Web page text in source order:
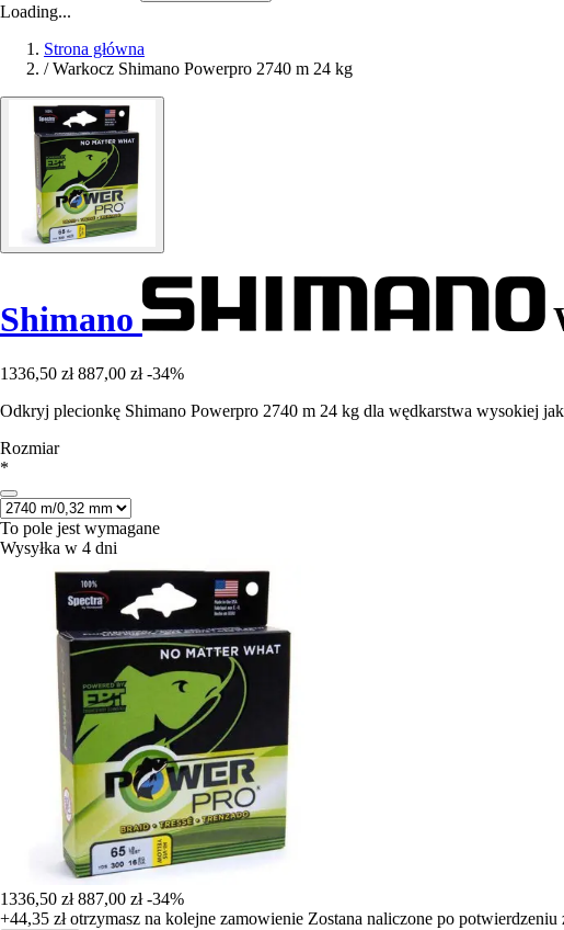
Loading...
Strona główna
/ Warkocz Shimano Powerpro 2740 m 24 kg
Shimano
1336,50 zł 887,00 zł -34%
Odkryj plecionkę Shimano Powerpro 2740 m 24 kg dla wędkarstwa wysokiej
Rozmiar
*
To pole jest wymagane
Wysyłka w 4 dni
1336,50 zł 887,00 zł -34%
+44,35 złotrzymasz na kolejne zamowienie Zostana naliczone po potwierdzeniu